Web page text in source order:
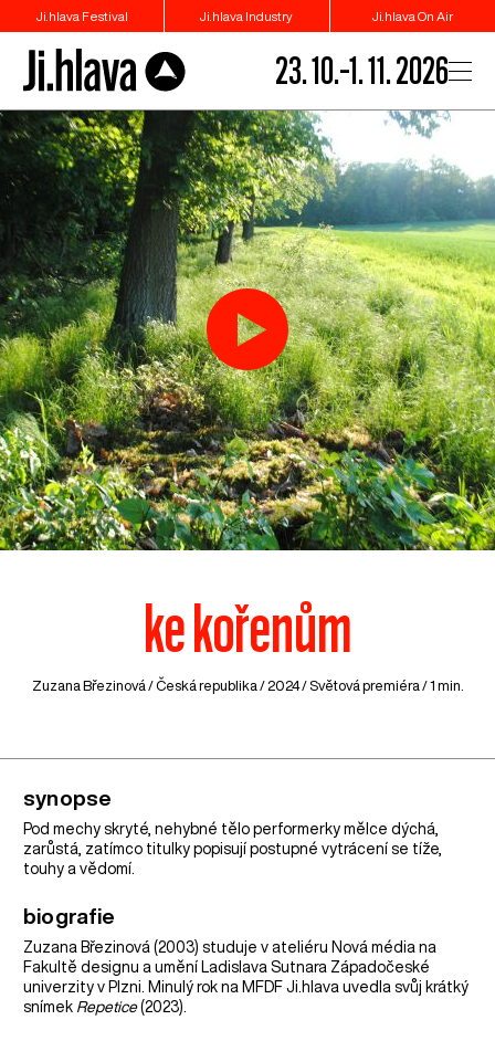
Ji.hlava Festival Ji.hlava Industry Ji.hlava On Air
23. 10.–1. 11. 2026
ke kořenům
Zuzana Březinová /Česká republika / 2024 / Světová premiéra / 1 min.
synopse
Pod mechy skryté, nehybné tělo performerky mělce dýchá,
zarůstá, zatímco titulky popisují postupné vytrácení se tíže,
touhy a vědomí.
biografie
Zuzana Březinová (2003) studuje v ateliéru Nová média na
Fakultě designu a umění Ladislava Sutnara Západočeské
univerzity v Plzni. Minulý rok na MFDF Ji.hlava uvedla svůj krátký
snímek Repetice(2023).